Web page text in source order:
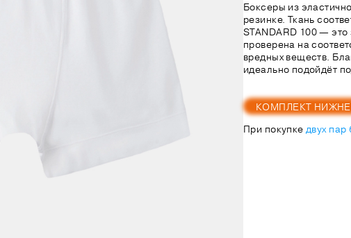
Боксеры из
резинке. Ткань
STANDARD 100 — это
проверена на
вредных веществ.
идеально подойдёт
КОМПЛЕКТ
При покупкедвух пар